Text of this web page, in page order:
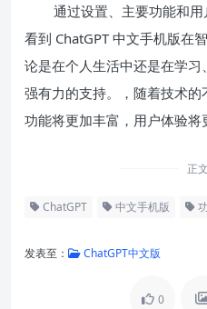
通过设置、主要功能和
看到 ChatGPT 中文手机版在
论是在个人生活中还是在学
强有力的支持。，随着技术的
功能将更加丰富，用户体验将
正
ChatGPT 中文手机版
发表至： ChatGPT中文版
0